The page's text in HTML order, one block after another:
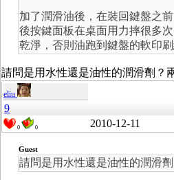
加了潤滑油後，在裝回鍵盤之
後按鍵面板在桌面用力摔很多
乾淨，否則油跑到鍵盤的軟印
請問是用水性還是油性的潤滑劑？
eliu
9
0 0 2010-12-11
Guest
請問是用水性還是油性的潤滑劑